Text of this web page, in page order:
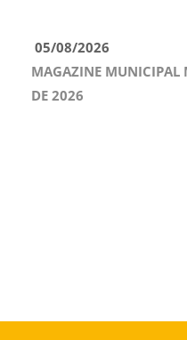
05/08/2026
MAGAZINE MUNICIPAL
DE 2026